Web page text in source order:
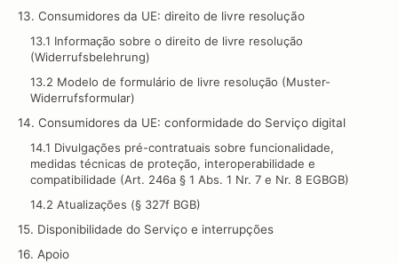
13. Consumidores da UE: direito de livre resolução
13.1 Informação sobre o direito de livre resolução
(Widerrufsbelehrung)
13.2 Modelo de formulário de livre resolução (Muster-
Widerrufsformular)
14. Consumidores da UE: conformidade do Serviço digital
14.1 Divulgações pré-contratuais sobre funcionalidade,
medidas técnicas de proteção, interoperabilidade e
compatibilidade (Art. 246a § 1 Abs. 1 Nr. 7 e Nr. 8 EGBGB)
14.2 Atualizações (§ 327f BGB)
15. Disponibilidade do Serviço e interrupções
16. Apoio